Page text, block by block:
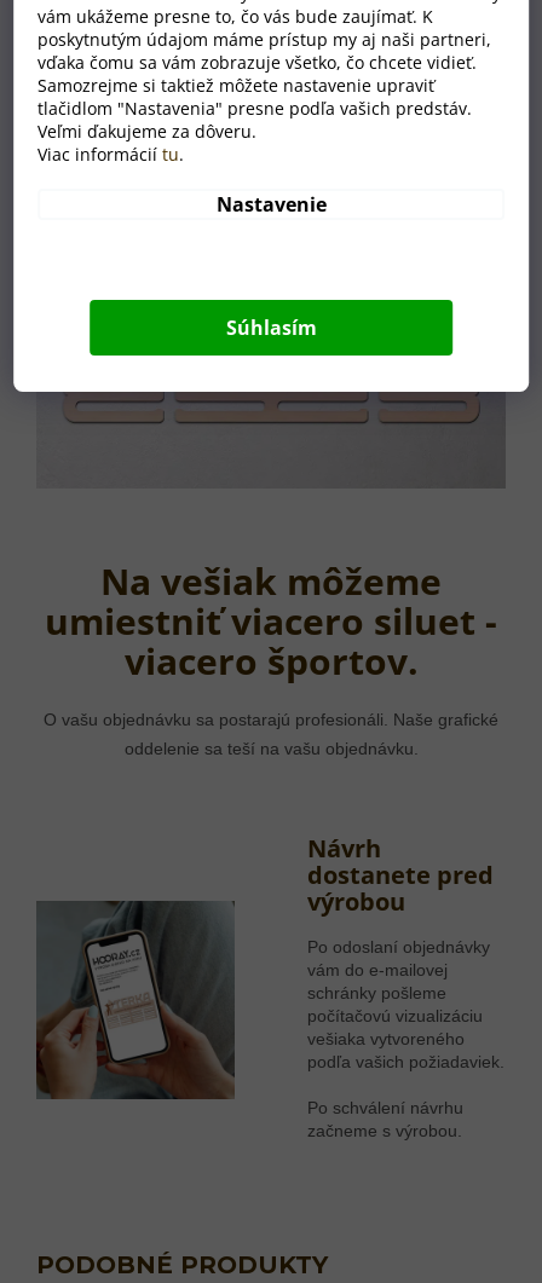
vám ukážeme presne to, čo vás bude zaujímať. K
poskytnutým údajom máme prístup my aj naši partneri,
vďaka čomu sa vám zobrazuje všetko, čo chcete vidieť.
Samozrejme si taktiež môžete nastavenie upraviť
tlačidlom "Nastavenia" presne podľa vašich predstáv.
Veľmi ďakujeme za dôveru.
Viac informáciítu.
Nastavenie
Súhlasím
Na vešiak môžeme
umiestniť viacero siluet -
viacero športov.
O vašu objednávku sa postarajú profesionáli. Naše grafické
oddelenie sa teší na vašu objednávku.
Návrh
dostanete pred
výrobou
Po odoslaní objednávky
vám do e-mailovej
schránky pošleme
počítačovú vizualizáciu
vešiaka vytvoreného
podľa vašich požiadaviek.
Po schválení návrhu
začneme s výrobou.